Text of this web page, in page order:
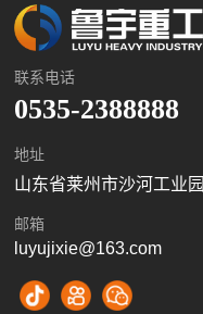
联系电话
0535-2388888
地址
山东省莱州市沙河工业园
邮箱
luyujixie@163.com